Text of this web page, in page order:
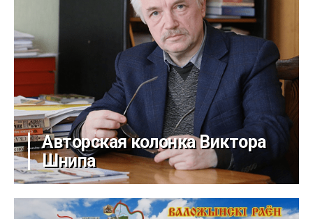
Авторская колонка Виктора
Шнипа